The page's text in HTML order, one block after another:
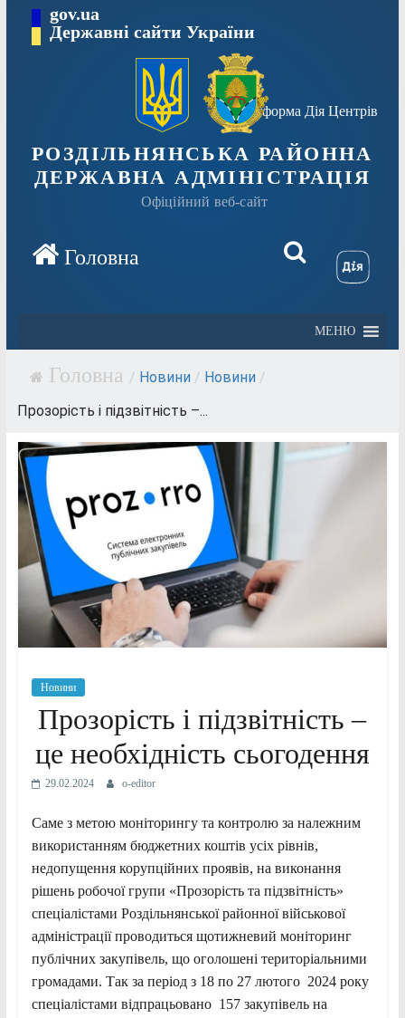
Перейтиgov.ua
Державні сайти України
Платформа Дія Центрів
РОЗДІЛЬНЯНСЬКА РАЙОННА
ДЕРЖАВНА АДМІНІСТРАЦІЯ
Офіційний веб-сайт
МЕНЮ
/ Новини / Новини /
Прозорість і підзвітність –...
Новини
Прозорість і підзвітність –
це необхідність сьогодення
29.02.2024 o-editor
Саме з метою моніторингу та контролю за належним
використанням бюджетних коштів усіх рівнів,
недопущення корупційних проявів, на виконання
рішень робочої групи «Прозорість та підзвітність»
спеціалістами Роздільнянської районної військової
адміністрації проводиться щотижневий моніторинг
публічних закупівель, що оголошені територіальними
громадами. Так за період з 18 по 27 лютого 2024 року
спеціалістами відпрацьовано 157 закупівель на